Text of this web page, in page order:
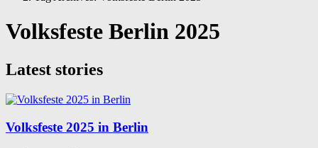
Volksfeste Berlin 2025
Latest stories
Volksfeste 2025 in Berlin